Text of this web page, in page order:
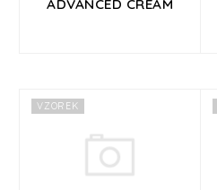
ADVANCED CREAM
VZOREK